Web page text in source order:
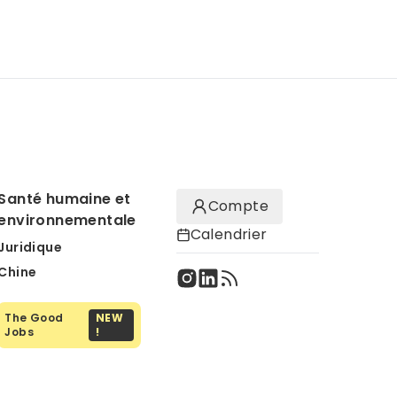
humaine et
The Good
Jobs
NEW
!
Compte
Calendrier